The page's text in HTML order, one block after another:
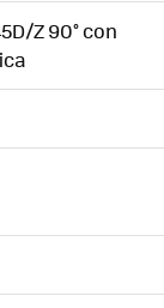
Z 90° con